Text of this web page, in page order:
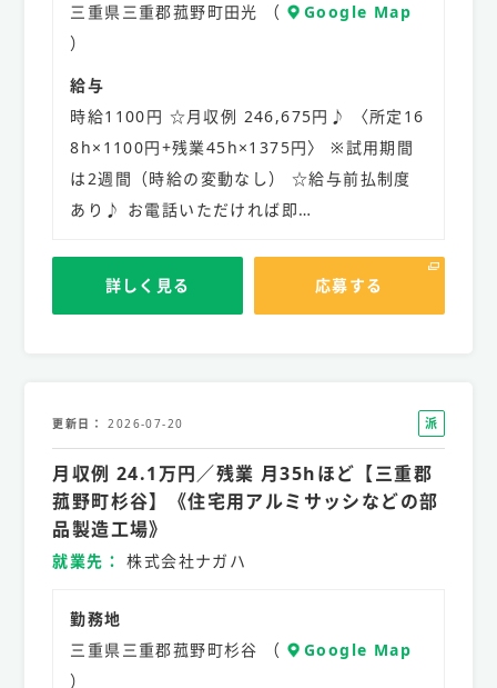
三重県三重郡菰野町田光 （
Google Map
）
給与
時給1100円 ☆月収例 246,675円♪ 〈所定16
8h×1100円+残業45h×1375円〉 ※試用期間
は2週間（時給の変動なし） ☆給与前払制度
あり♪ お電話いただければ即…
詳しく見る 応募する
更新日 2026-07-20
派
遣
社
員
月収例 24.1万円／残業 月35hほど【三重郡
菰野町杉谷】《住宅用アルミサッシなどの部
品製造工場》
就業先 株式会社ナガハ
勤務地
三重県三重郡菰野町杉谷 （
Google Map
）